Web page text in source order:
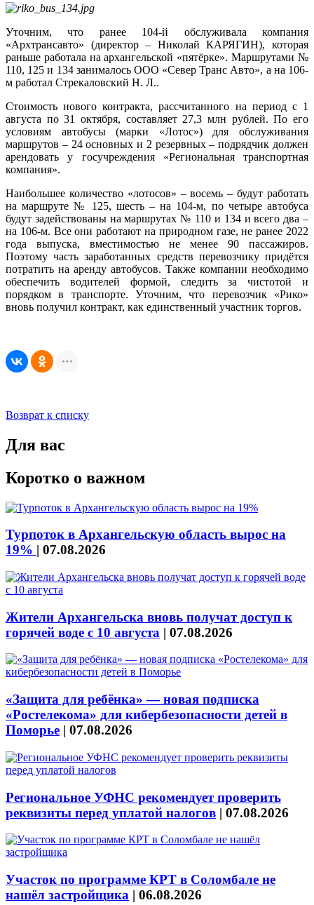
Уточним, что ранее 104-й обслуживала компания
«Архтрансавто» (директор – Николай КАРЯГИН), которая
раньше работала на архангельской «пятёрке». Маршрутами №
110, 125 и 134 занималось ООО «Север Транс Авто», а на 106-
м работал Стрекаловский Н. Л..
Стоимость нового контракта, рассчитанного на период с 1
августа по 31 октября, составляет 27,3 млн рублей. По его
условиям автобусы (марки «Лотос») для обслуживания
маршрутов – 24 основных и 2 резервных – подрядчик должен
арендовать у госучреждения «Региональная транспортная
компания».
Наибольшее количество «лотосов» – восемь – будут работать
на маршруте № 125, шесть – на 104-м, по четыре автобуса
будут задействованы на маршрутах № 110 и 134 и всего два –
на 106-м. Все они работают на природном газе, не ранее 2022
года выпуска, вместимостью не менее 90 пассажиров.
Поэтому часть заработанных средств перевозчику придётся
потратить на аренду автобусов. Также компании необходимо
обеспечить водителей формой, следить за чистотой и
порядком в транспорте. Уточним, что перевозчик «Рико»
вновь получил контракт, как единственный участник торгов.
Возврат к списку
Для вас
Коротко о важном
Турпоток в Архангельскую область вырос на
19% | 07.08.2026
Жители Архангельска вновь получат доступ к
горячей воде с 10 августа | 07.08.2026
«Защита для ребёнка» — новая подписка
«Ростелекома» для кибербезопасности детей в
Поморье | 07.08.2026
Региональное УФНС рекомендует проверить
реквизиты перед уплатой налогов | 07.08.2026
Участок по программе КРТ в Соломбале не
нашёл застройщика | 06.08.2026